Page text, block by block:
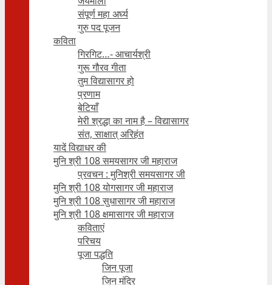
संपूर्ण महा अर्घ्य
गुरु पद पूजन
कविता
गिरगिट…- आचार्यश्री
गुरू गौरव गीता
तुम विद्यासागर हो
प्रणाम
बेटियाँ
मेरी श्रद्धा का नाम है – विद्यासागर
संत, साक्षात् अरिहंत
यादें विद्याधर की
मुनि श्री 108 समयसागर जी महाराज
प्रवचन : मुनिश्री समयसागर जी
मुनि श्री 108 योगसागर जी महाराज
मुनि श्री 108 सुधासागर जी महाराज
मुनि श्री 108 क्षमासागर जी महाराज
कविताएं
परिचय
पूजा पद्धति
जिन पूजा
जिन मंदिर